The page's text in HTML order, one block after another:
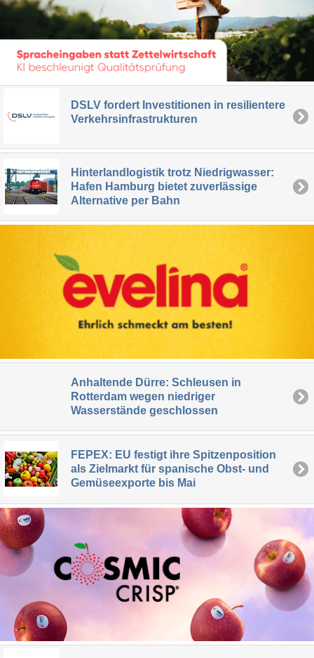
DSLV fordert Investitionen in resilientere
Verkehrsinfrastrukturen
Hinterlandlogistik trotz Niedrigwasser:
Hafen Hamburg bietet zuverlässige
Alternative per Bahn
Anhaltende Dürre: Schleusen in
Rotterdam wegen niedriger
Wasserstände geschlossen
FEPEX: EU festigt ihre Spitzenposition
als Zielmarkt für spanische Obst- und
Gemüseexporte bis Mai